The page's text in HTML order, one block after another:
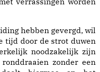
hebben gevergd, wil
tijd door de strot duwen
noodzakelijk zijn
zonder een